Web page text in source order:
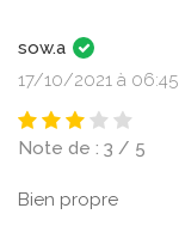
sow.a
17/10/2021 à 06:45
Note de : 3 / 5
Bien propre